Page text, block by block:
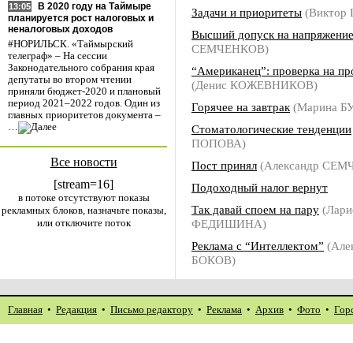
13:05
В 2020 году на Таймыре
планируется рост налоговых и
неналоговых доходов
#НОРИЛЬСК. «Таймырский
телеграф» – На сессии
Законодательного собрания края
депутаты во втором чтении
приняли бюджет-2020 и плановый
период 2021–2022 годов. Один из
главных приоритетов документа –
…
Все новости
[stream=16]
в потоке отсутствуют показы
рекламных блоков, назначьте показы,
или отключите поток
Задачи и приоритеты
Высший допуск на напряжение
СЕМЧЕНКОВ)
“Американец”: проверка на
(Денис КОЖЕВНИКОВ)
Горячее на завтрак (Марина
Стоматологические тенденции
ПОПОВА)
Пост принял (Александр
Подоходный налог вернут
Так давай споем на пару
ФЕДИШИНА)
Реклама с “Интеллектом”
БОКОВ)
Главная • Редакция • Письмо редактору • Реклама • Архив • Фото •